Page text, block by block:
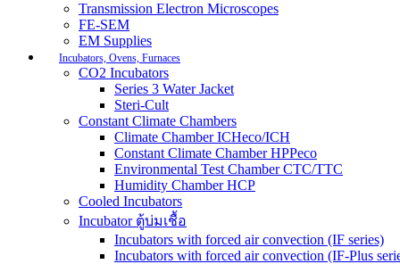
Transmission Electron Microscopes
FE-SEM
EM Supplies
Incubators, Ovens, Furnaces
CO2 Incubators
Series 3 Water Jacket
Steri-Cult
Constant Climate Chambers
Climate Chamber ICHeco/ICH
Constant Climate Chamber HPPeco
Environmental Test Chamber CTC/TTC
Humidity Chamber HCP
Cooled Incubators
Incubator ตู้บ่มเชื้อ
Incubators with forced air convection (IF series)
Incubators with forced air convection (IF-Plus